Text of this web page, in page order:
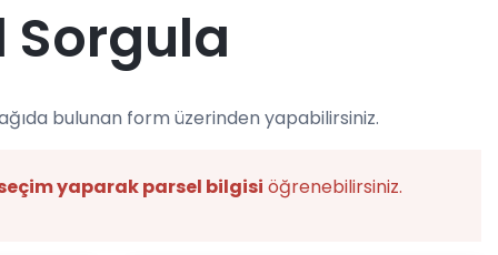
Sorgula
bulunan form üzerinden yapabilirsiniz.
yaparak parsel bilgisi öğrenebilirsiniz.